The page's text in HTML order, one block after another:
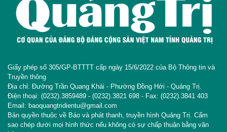
Giấy phép số 305/GP-BTTTT cấp ngày 15/6/2022 của Bộ Thông tin và
Truyền thông
Địa chỉ: Đường Trần Quang Khải - Phường Đồng Hới - Quảng Trị.
Điện thoại: (0232).3859489 - (0232).3821 698 - Fax: (0232).3841 403
Email: baoquangtridientu@gmail.com
Bản quyền thuộc về Báo và phát thanh, truyền hình Quảng Trị. Cấm
sao chép dưới mọi hình thức nếu không có sự chấp thuận bằng văn